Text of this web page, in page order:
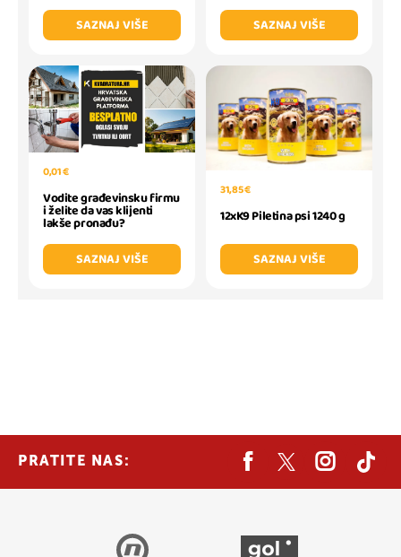
SAZNAJ VIŠE
SAZNAJ VIŠE
0,01 €
Vodite građevinsku firmu
i želite da vas klijenti
lakše pronađu?
SAZNAJ VIŠE
31,85 €
12xK9 Piletina psi 1240 g
SAZNAJ VIŠE
PRATITE NAS: